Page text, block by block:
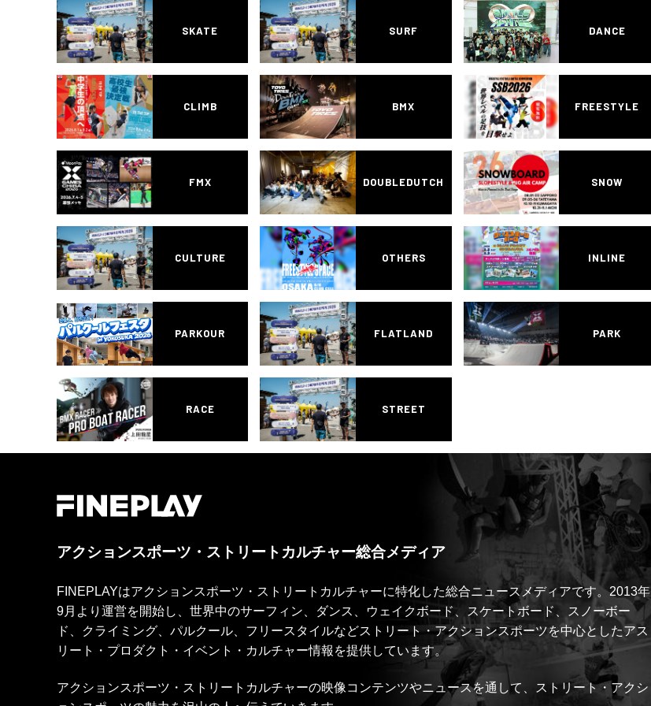
SKATE SURF DANCE
CLIMB BMX FREESTYLE
FMX DOUBLEDUTCH SNOW
CULTURE OTHERS INLINE
PARKOUR FLATLAND PARK
RACE STREET
アクションスポーツ・ストリートカルチャー総合メディア
FINEPLAYはアクションスポーツ・ストリートカルチャーに特化した総合ニュースメディアです。2013年
9月より運営を開始し、世界中のサーフィン、ダンス、ウェイクボード、スケートボード、スノーボー
ド、クライミング、パルクール、フリースタイルなどストリート・アクションスポーツを中心としたアス
リート・プロダクト・イベント・カルチャー情報を提供しています。
アクションスポーツ・ストリートカルチャーの映像コンテンツやニュースを通して、ストリート・アクシ